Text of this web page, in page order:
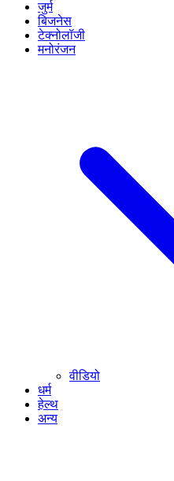
जुर्म
बिजनेस
टेक्नोलॉजी
मनोरंजन
वीडियो
धर्म
हेल्थ
अन्य